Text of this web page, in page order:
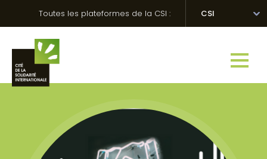
Toutes les plateformes de la CSI : CSI